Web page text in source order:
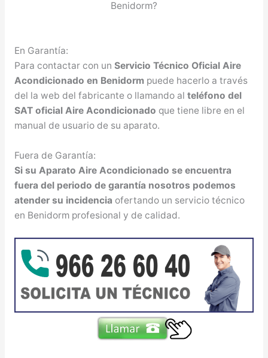
Benidorm?
En Garantía:
Para contactar con un Servicio Técnico Oficial Aire
Acondicionado en Benidormpuede hacerlo a través
del la web del fabricante o llamando al teléfono del
SAT oficial Aire Acondicionado que tiene libre en el
manual de usuario de su aparato.
Fuera de Garantía:
Si su Aparato Aire Acondicionado se encuentra
fuera del periodo de garantía nosotros podemos
atender su incidencia ofertando un servicio técnico
en Benidorm profesional y de calidad.